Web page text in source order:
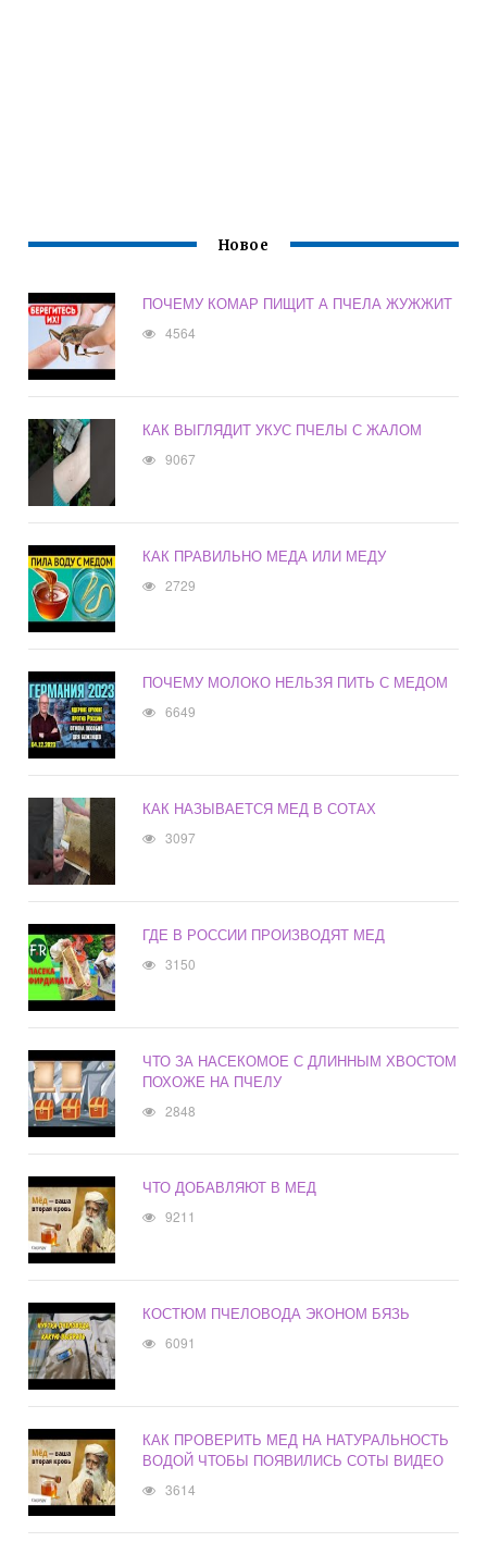
Новое
ПОЧЕМУ КОМАР ПИЩИТ А ПЧЕЛА ЖУЖЖИТ
4564
КАК ВЫГЛЯДИТ УКУС ПЧЕЛЫ С ЖАЛОМ
9067
КАК ПРАВИЛЬНО МЕДА ИЛИ МЕДУ
2729
ПОЧЕМУ МОЛОКО НЕЛЬЗЯ ПИТЬ С МЕДОМ
6649
КАК НАЗЫВАЕТСЯ МЕД В СОТАХ
3097
ГДЕ В РОССИИ ПРОИЗВОДЯТ МЕД
3150
ЧТО ЗА НАСЕКОМОЕ С ДЛИННЫМ ХВОСТОМ
ПОХОЖЕ НА ПЧЕЛУ
2848
ЧТО ДОБАВЛЯЮТ В МЕД
9211
КОСТЮМ ПЧЕЛОВОДА ЭКОНОМ БЯЗЬ
6091
КАК ПРОВЕРИТЬ МЕД НА НАТУРАЛЬНОСТЬ
ВОДОЙ ЧТОБЫ ПОЯВИЛИСЬ СОТЫ ВИДЕО
3614